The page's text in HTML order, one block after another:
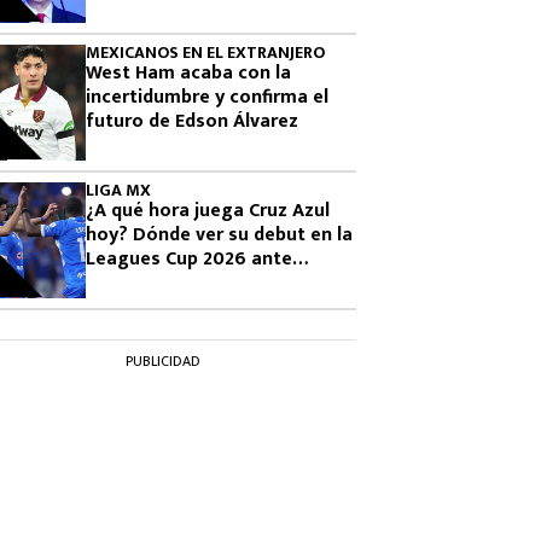
MEXICANOS EN EL EXTRANJERO
West Ham acaba con la
incertidumbre y confirma el
futuro de Edson Álvarez
LIGA MX
¿A qué hora juega Cruz Azul
hoy? Dónde ver su debut en la
Leagues Cup 2026 ante
PUBLICIDAD